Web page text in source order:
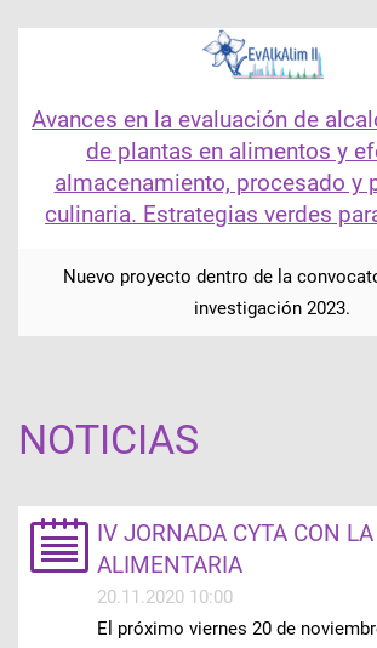
Avances en la evaluación de
de plantas en alimentos y
almacenamiento, procesado y
culinaria. Estrategias verdes
Nuevo proyecto dentro de la
investigación 2023.
NOTICIAS
IV JORNADA CYTA CON
ALIMENTARIA
20.11.2020 10:00
El próximo viernes 20 de